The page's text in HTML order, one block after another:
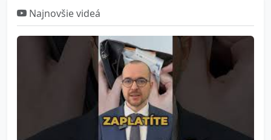
Najnovšie videá